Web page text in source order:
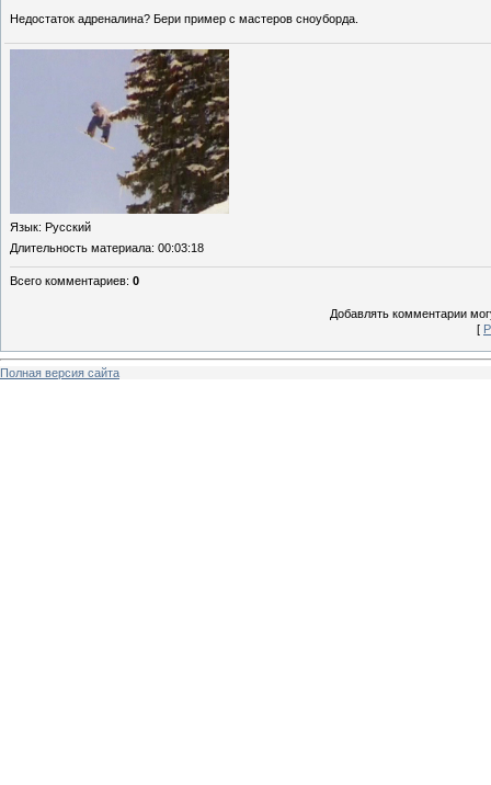
Недостаток адреналина? Бери пример с мастеров сноуборда.
Язык: Русский
Длительность материала: 00:03:18
Всего комментариев: 0
Добавлять комментарии
[
Полная версия сайта